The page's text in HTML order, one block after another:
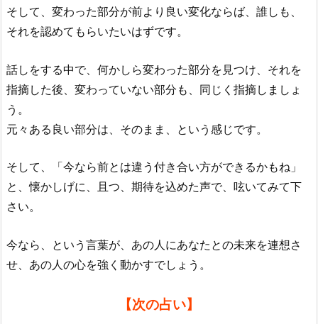
そして、変わった部分が前より良い変化ならば、誰しも、
それを認めてもらいたいはずです。
話しをする中で、何かしら変わった部分を見つけ、それを
指摘した後、変わっていない部分も、同じく指摘しましょ
う。
元々ある良い部分は、そのまま、という感じです。
そして、「今なら前とは違う付き合い方ができるかもね」
と、懐かしげに、且つ、期待を込めた声で、呟いてみて下
さい。
今なら、という言葉が、あの人にあなたとの未来を連想さ
せ、あの人の心を強く動かすでしょう。
【次の占い】